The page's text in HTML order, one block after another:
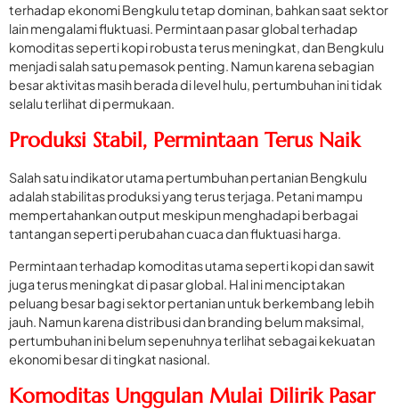
terhadap ekonomi Bengkulu tetap dominan, bahkan saat sektor
lain mengalami fluktuasi. Permintaan pasar global terhadap
komoditas seperti kopi robusta terus meningkat, dan Bengkulu
menjadi salah satu pemasok penting. Namun karena sebagian
besar aktivitas masih berada di level hulu, pertumbuhan ini tidak
selalu terlihat di permukaan.
Produksi Stabil, Permintaan Terus Naik
Salah satu indikator utama pertumbuhan pertanian Bengkulu
adalah stabilitas produksi yang terus terjaga. Petani mampu
mempertahankan output meskipun menghadapi berbagai
tantangan seperti perubahan cuaca dan fluktuasi harga.
Permintaan terhadap komoditas utama seperti kopi dan sawit
juga terus meningkat di pasar global. Hal ini menciptakan
peluang besar bagi sektor pertanian untuk berkembang lebih
jauh. Namun karena distribusi dan branding belum maksimal,
pertumbuhan ini belum sepenuhnya terlihat sebagai kekuatan
ekonomi besar di tingkat nasional.
Komoditas Unggulan Mulai Dilirik Pasar